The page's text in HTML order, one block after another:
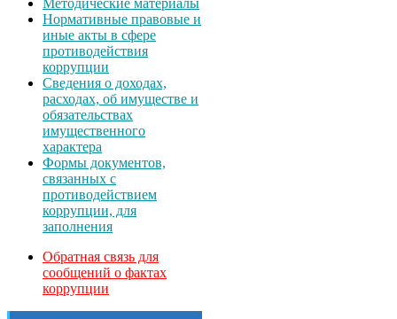
Методические материалы
Нормативные правовые и
иные акты в сфере
противодействия
коррупции
Сведения о доходах,
расходах, об имуществе и
обязательствах
имущественного
характера
Формы документов,
связанных с
противодействием
коррупции, для
заполнения
Обратная связь для
сообщений о фактах
коррупции